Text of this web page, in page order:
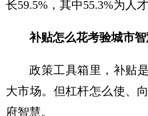
长59.5%，其中55.3%为人才
补贴怎么花考验城市
政策工具箱里，补贴
大市场。但杠杆怎么使、
府智慧。